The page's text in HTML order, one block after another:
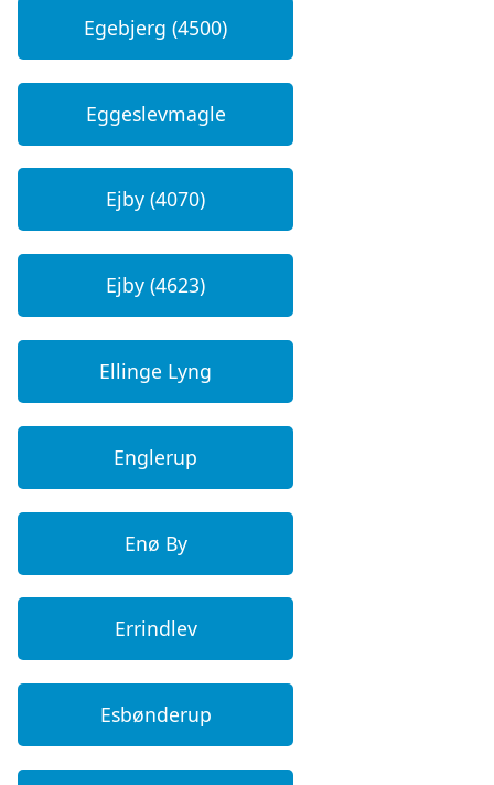
Egebjerg (4500)
Eggeslevmagle
Ejby (4070)
Ejby (4623)
Ellinge Lyng
Englerup
Enø By
Errindlev
Esbønderup